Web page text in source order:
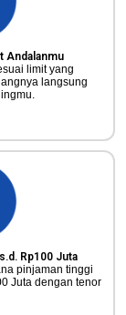
Andalanmu​
limit yang
langsung
Rp100 Juta
pinjaman tinggi
Juta dengan tenor